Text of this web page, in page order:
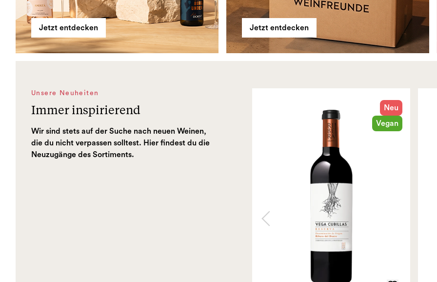
Jetzt entdecken Jetzt entdecken
Unsere Neuheiten
Immer inspirierend
Wir sind stets auf der Suche nach neuen Weinen,
die du nicht verpassen solltest. Hier findest du die
Neuzugänge des Sortiments.
Neu
Vegan